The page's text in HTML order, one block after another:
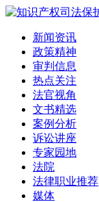
新闻资讯
政策精神
审判信息
热点关注
法官视角
文书精选
案例分析
诉讼讲座
专家园地
法院
法律职业推荐
媒体